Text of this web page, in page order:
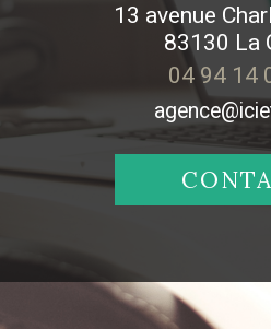
13 avenue
83130 La
04 94 14